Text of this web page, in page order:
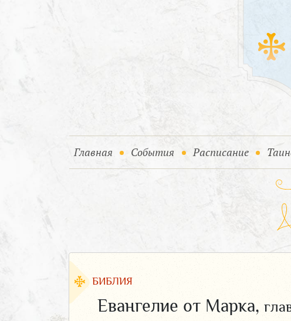
Главная (current)
События (current)
Расписание
БИБЛИЯ
Евангелие от Марка,